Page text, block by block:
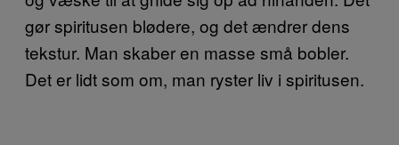
gør spiritusen blødere, og det ændrer dens
tekstur. Man skaber en masse små bobler.
Det er lidt som om, man ryster liv i spiritusen.